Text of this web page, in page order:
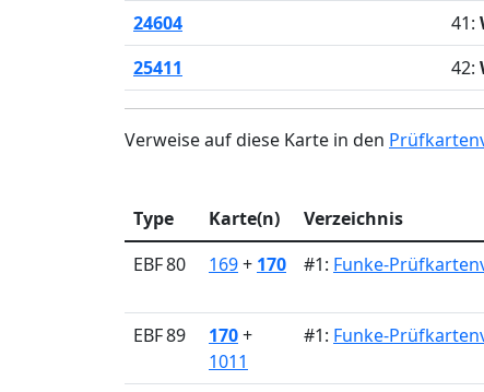
24604
41:
25411
42:
Verweise auf diese Karte in den
Type Karte(n) Verzeichnis
EBF 80
169+ 170 #1: Funke-
EBF 89
170+
1011
#1: Funke-